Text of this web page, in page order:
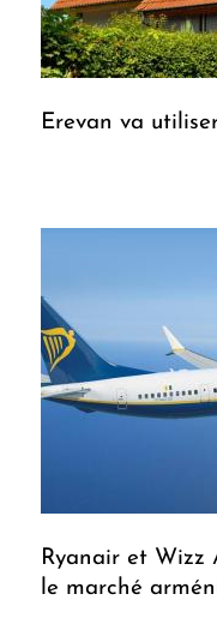
Erevan va
Ryanair et Wizz
le marché